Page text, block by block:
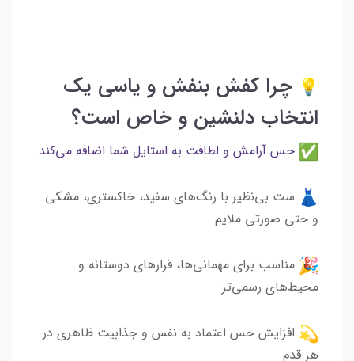
چرا کفش بنفش و یاسی یک
انتخاب دلنشین و خاص است؟
حس آرامش و لطافت به استایل شما اضافه می‌کند
ست بی‌نظیر با رنگ‌های سفید، خاکستری، مشکی
و حتی صورتی ملایم
مناسب برای مهمانی‌ها، قرارهای دوستانه و
محیط‌های رسمی‌تر
افزایش حس اعتماد به نفس و جذابیت ظاهری در
هر قدم